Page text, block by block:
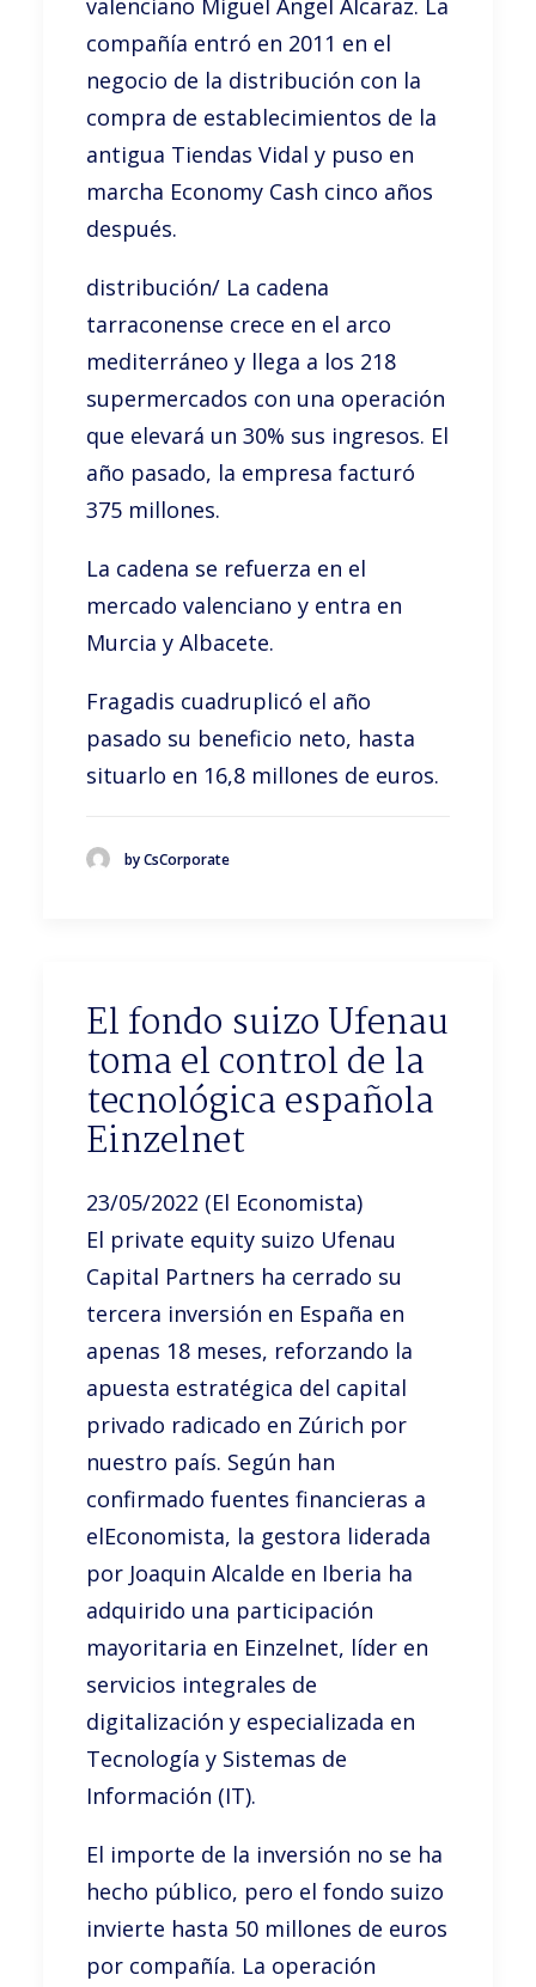
valenciano Miguel Ángel Alcaraz. La
compañía entró en 2011 en el
negocio de la distribución con la
compra de establecimientos de la
antigua Tiendas Vidal y puso en
marcha Economy Cash cinco años
después.
distribución/ La cadena
tarraconense crece en el arco
mediterráneo y llega a los 218
supermercados con una operación
que elevará un 30% sus ingresos. El
año pasado, la empresa facturó
375 millones.
La cadena se refuerza en el
mercado valenciano y entra en
Murcia y Albacete.
Fragadis cuadruplicó el año
pasado su beneficio neto, hasta
situarlo en 16,8 millones de euros.
by CsCorporate
El fondo suizo Ufenau
toma el control de la
tecnológica española
Einzelnet
23/05/2022 (El Economista)
El private equity suizo Ufenau
Capital Partners ha cerrado su
tercera inversión en España en
apenas 18 meses, reforzando la
apuesta estratégica del capital
privado radicado en Zúrich por
nuestro país. Según han
confirmado fuentes financieras a
elEconomista, la gestora liderada
por Joaquin Alcalde en Iberia ha
adquirido una participación
mayoritaria en Einzelnet, líder en
servicios integrales de
digitalización y especializada en
Tecnología y Sistemas de
Información (IT).
El importe de la inversión no se ha
hecho público, pero el fondo suizo
invierte hasta 50 millones de euros
por compañía. La operación